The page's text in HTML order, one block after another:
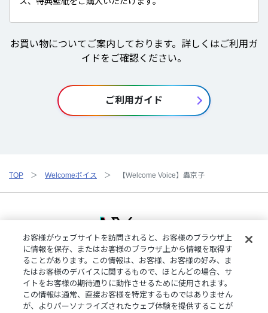
お買い物についてご案内しております。詳しくはご利用ガ
イドをご確認ください。
ご利用ガイド
TOP Welcomeボイス 【Welcome Voice】轟京子
ご利用規約プライバシーポリシー
特定商取引法に基づく表記
ご利用ガイドよくある質問お問い合わせにじさんじ公式サイト
クッキーの詳細
お客様がウェブサイトを訪問されると、お客様のブラウザ上
に情報を保存、またはお客様のブラウザ上から情報を取得す
ることがあります。この情報は、お客様、お客様の好み、ま
たはお客様のデバイスに関するもので、ほとんどの場合、サ
イトをお客様の期待通りに動作させるために使用されます。
この情報は通常、直接お客様を特定するものではありません
が、よりパーソナライズされたウェブ体験を提供することが